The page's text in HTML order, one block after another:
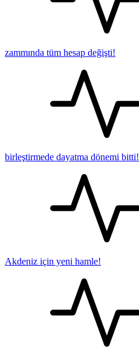
zammında tüm hesap değişti!
birleştirmede dayatma dönemi bitti!
Akdeniz için yeni hamle!